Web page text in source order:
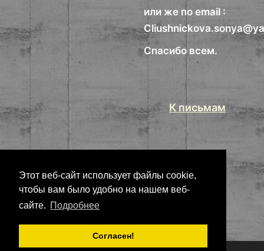
Этот веб-сайт использует файлы cookie,
чтобы вам было удобно на нашем веб-
сайте. Подробнее
Согласен!
или же по email :
Спасибо всем.
К письмам